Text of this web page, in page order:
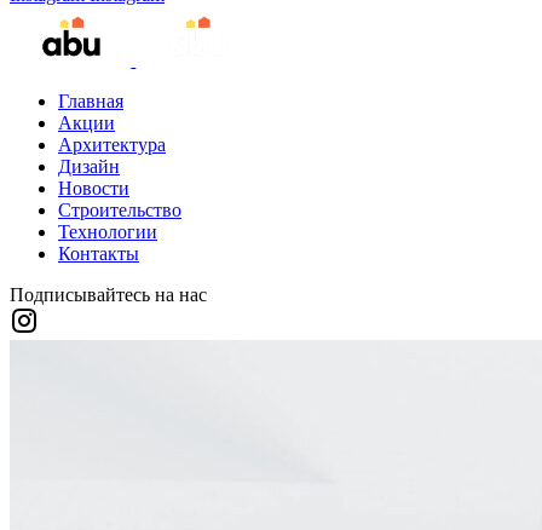
Главная
Акции
Архитектура
Дизайн
Новости
Строительство
Технологии
Контакты
Подписывайтесь на нас